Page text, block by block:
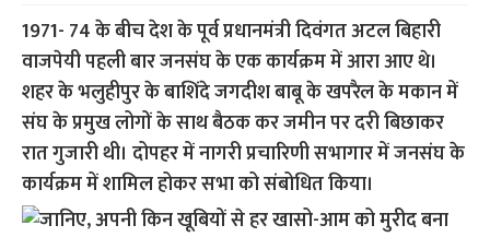
1971- 74 के बीच देश के पूर्व प्रधानमंत्री दिवंगत अटल बिहारी
वाजपेयी पहली बार जनसंघ के एक कार्यक्रम में आरा आए थे।
शहर के भलुहीपुर के बाशिंदे जगदीश बाबू के खपरैल के मकान में
संघ के प्रमुख लोगों के साथ बैठक कर जमीन पर दरी बिछाकर
रात गुजारी थी। दोपहर में नागरी प्रचारिणी सभागार में जनसंघ के
कार्यक्रम में शामिल होकर सभा को संबोधित किया।